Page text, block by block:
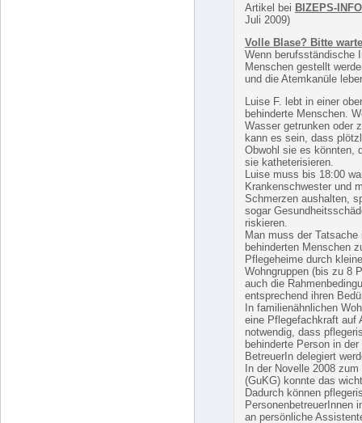
Menschen gestellt
und die Atemkanüle
Luise F. lebt in einer
behinderte Menschen.
Wasser getrunken oder
kann es sein, dass
sie katheterisieren.
Luise muss bis 18:00
Krankenschwester und
Schmerzen aushalten,
sogar
riskieren.
Man muss der
behinderten Menschen
Pflegeheime durch
Wohngruppen (bis zu 8
auch die
entsprechend ihren
In familienähnlichen
eine Pflegefachkraft auf
notwendig, dass
behinderte Person in
BetreuerIn delegiert
In der Novelle 2008
(GuKG) konnte das
Dadurch können
PersonenbetreuerInnen
an persönliche
unverständlich, warum
in Wohngruppen vom
Die derzeitige
absurden Situationen in
Ein Abführzäpfchen darf